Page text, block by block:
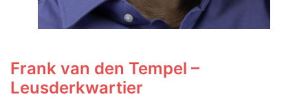
Frank van den Tempel –
Leusderkwartier